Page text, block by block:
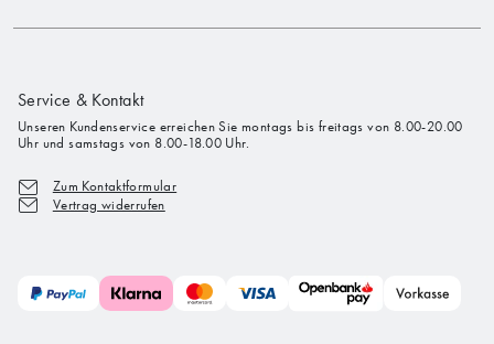
Service & Kontakt
Unseren Kundenservice erreichen Sie montags bis freitags von 8.00-20.00
Uhr und samstags von 8.00-18.00 Uhr.
Zum Kontaktformular
Vertrag widerrufen